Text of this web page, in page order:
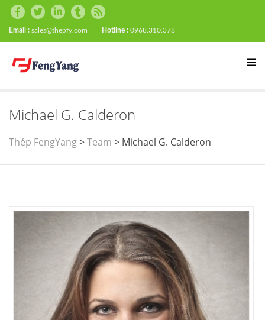
Email : sales@thepfy.com Hotline : 0968.310.378
Michael G. Calderon
Thép FengYang>Team > Michael G. Calderon